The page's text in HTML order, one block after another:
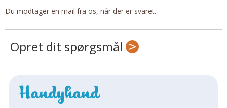
Om Materialer
Om Værktøj
Udskiftning Og Montage
Om Materialer
Du modtager en mail fra os, når der er svaret.
Opret dit spørgsmål